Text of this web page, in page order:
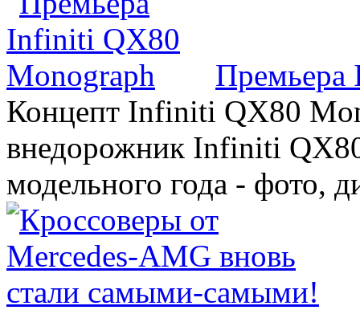
Премьера
Концепт Infiniti QX80
внедорожник Infiniti
модельного года - фото,